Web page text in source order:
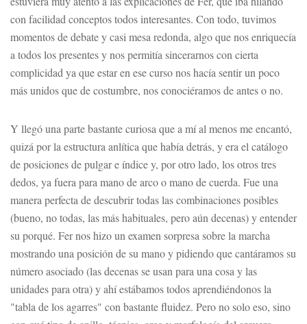
con facilidad conceptos todos interesantes. Con todo, tuvimos
momentos de debate y casi mesa redonda, algo que nos enriquecía
a todos los presentes y nos permitía sincerarnos con cierta
complicidad ya que estar en ese curso nos hacía sentir un poco
más unidos que de costumbre, nos conociéramos de antes o no.
Y llegó una parte bastante curiosa que a mí al menos me encantó,
quizá por la estructura anlítica que había detrás, y era el catálogo
de posiciones de pulgar e índice y, por otro lado, los otros tres
dedos, ya fuera para mano de arco o mano de cuerda. Fue una
manera perfecta de descubrir todas las combinaciones posibles
(bueno, no todas, las más habituales, pero aún decenas) y entender
su porqué. Fer nos hizo un examen sorpresa sobre la marcha
mostrando una posición de su mano y pidiendo que cantáramos su
número asociado (las decenas se usan para una cosa y las
unidades para otra) y ahí estábamos todos aprendiéndonos la
"tabla de los agarres" con bastante fluidez. Pero no solo eso, sino